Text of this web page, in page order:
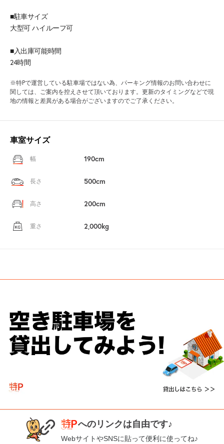
■駐車サイズ
大型可 ハイルーフ可
■入出庫可能時間
24時間
※特Pで運営している駐車場ではない為、パーキング情報のお問い合わせに
関しては、ご案内を控えさせて頂いております。更新のタイミングなどで現
地の情報と差異がある場合がございますのでご了承ください。
車室サイズ
幅 190cm
長さ 500cm
高さ 200cm
重さ 2,000kg
へのリンクは自由です♪
WebサイトやSNSに貼って便利に使ってね♪